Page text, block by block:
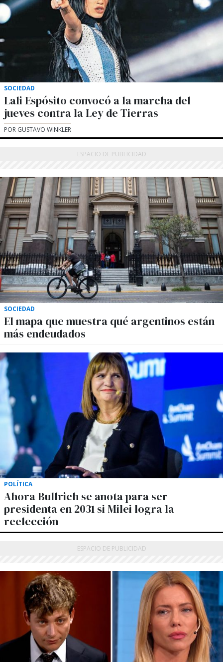
SOCIEDAD
Lali Espósito convocó a la marcha del
jueves contra la Ley de Tierras
POR GUSTAVO WINKLER
SOCIEDAD
El mapa que muestra qué argentinos están
más endeudados
POLÍTICA
Ahora Bullrich se anota para ser
presidenta en 2031 si Milei logra la
reelección